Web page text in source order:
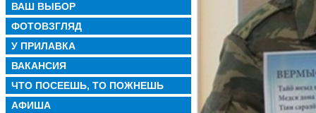
ВАШ ВЫБОР
ФОТОВЗГЛЯД
У ПРИЛАВКА
ВАКАНСИЯ
ЧТО ПОСЕЕШЬ, ТО ПОЖНЕШЬ
АФИША